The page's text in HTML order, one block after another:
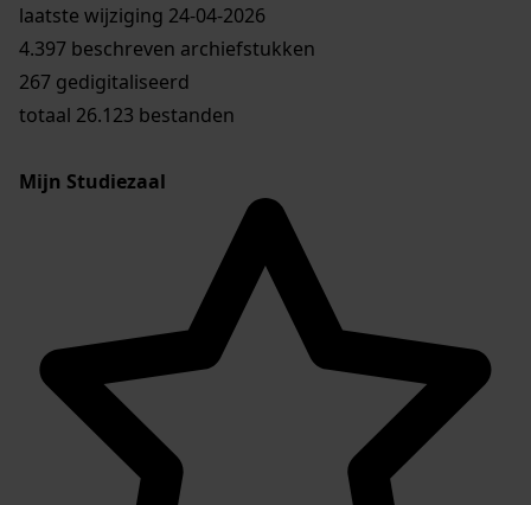
laatste wijziging 24-04-2026
4.397 beschreven archiefstukken
267 gedigitaliseerd
totaal 26.123 bestanden
Mijn Studiezaal